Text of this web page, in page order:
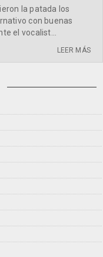
la patada los
con buenas
el vocalist...
LEER MÁS